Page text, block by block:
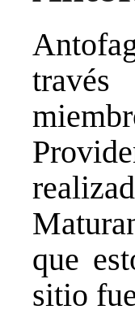
que
sitio